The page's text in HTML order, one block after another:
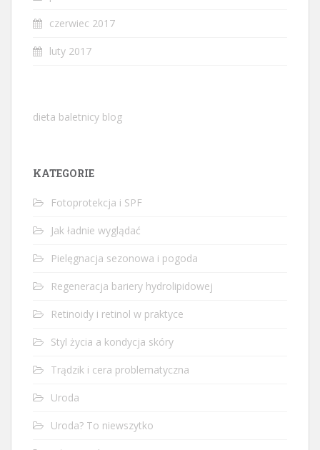
czerwiec 2017
luty 2017
dieta baletnicy blog
KATEGORIE
Fotoprotekcja i SPF
Jak ładnie wyglądać
Pielęgnacja sezonowa i pogoda
Regeneracja bariery hydrolipidowej
Retinoidy i retinol w praktyce
Styl życia a kondycja skóry
Trądzik i cera problematyczna
Uroda
Uroda? To niewszytko